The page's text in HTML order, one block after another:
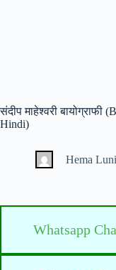
संदीप माहेश्वरी
Hindi)
Hema
Whatsapp